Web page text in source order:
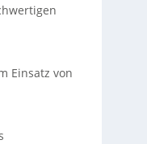
Einsatz von